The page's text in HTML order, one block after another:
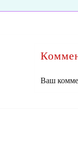
Ваш